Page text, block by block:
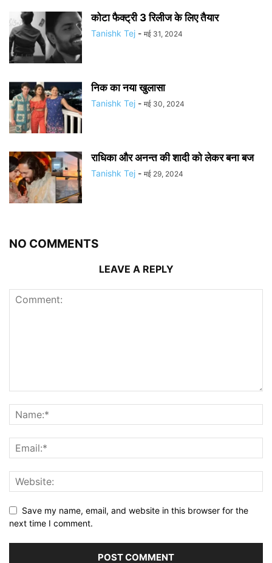
कोटा फैक्ट्री 3 रिलीज के लिए तैयार
Tanishk Tej - मई 31, 2024
निक का नया खुलासा
Tanishk Tej - मई 30, 2024
राधिका और अनन्त की शादी को लेकर बना बज
Tanishk Tej - मई 29, 2024
NO COMMENTS
LEAVE A REPLY
Save my name, email, and website in this browser for the
next time I comment.